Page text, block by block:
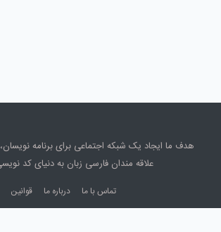
هدف ما ایجاد یک شبکه اجتماعی برای برنامه
علاقه مندان فارسی زبان به دنیای کد
تماس با ما درباره ما قوانین